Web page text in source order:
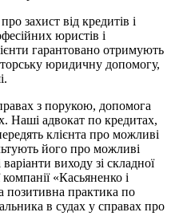
захист від кредитів і
юристів і
гарантовано отримують
юридичну допомогу,
з порукою, допомога
Наші адвокат по кредитах,
клієнта про можливі
його про можливі
виходу зі складної
«Касьяненко і
позитивна практика по
в судах у справах про